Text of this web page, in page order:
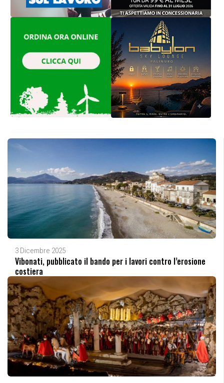
3 Dicembre 2025
Vibonati, pubblicato il bando per i lavori contro l’erosione
costiera